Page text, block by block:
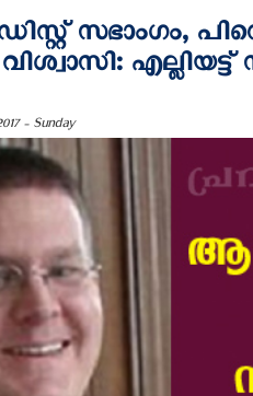
സഭാംഗം,
എല്ലിയട്ട്
- Sunday